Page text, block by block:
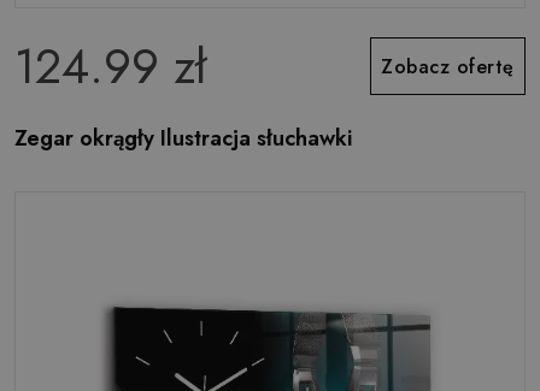
124.99 zł Zobacz ofertę
Zegar okrągły Ilustracja słuchawki